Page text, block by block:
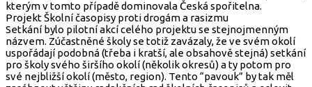
kterým v tomto případě dominovala Česká spořitelna.
Projekt Školní časopisy proti drogám a rasizmu
Setkání bylo pilotní akcí celého projektu se stejnojmenným
názvem. Zúčastněné školy se totiž zavázaly, že ve svém okolí
uspořádají podobná (třeba i kratší, ale obsahově stejná) setkání
pro školy svého širšího okolí (několik okresů) a ty potom pro
své nejbližší okolí (město, region). Tento “pavouk” by tak měl